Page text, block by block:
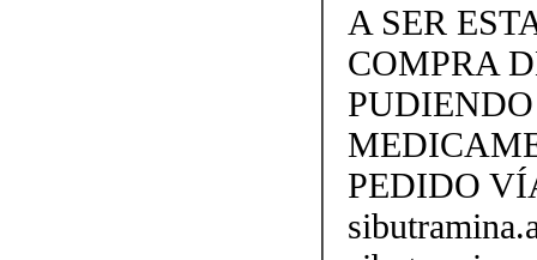
A SER
COMPRA
PEDIDO